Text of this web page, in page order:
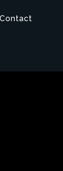
Contact